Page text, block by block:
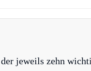
jeweils zehn